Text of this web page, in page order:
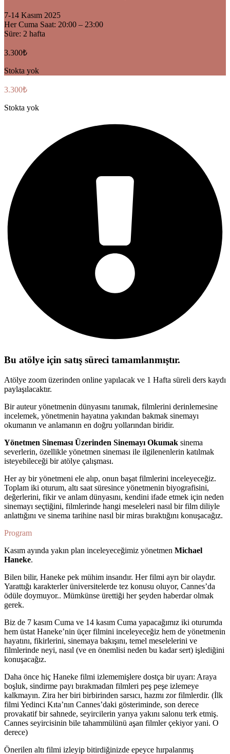
7-14 Kasım 2025
Her Cuma Saat: 20:00 – 23:00
Süre: 2 hafta
3.300₺
Stokta yok
3.300₺
Stokta yok
Bu atölye için satış süreci tamamlanmıştır.
Atölye zoom üzerinden online yapılacak ve 1 Hafta süreli ders kaydı
paylaşılacaktır.
Bir auteur yönetmenin dünyasını tanımak, filmlerini derinlemesine
incelemek, yönetmenin hayatına yakından bakmak sinemayı
okumanın ve anlamanın en doğru yollarından biridir.
Yönetmen Sineması Üzerinden Sinemayı Okumak sinema
severlerin, özellikle yönetmen sineması ile ilgilenenlerin katılmak
isteyebileceği bir atölye çalışması.
Her ay bir yönetmeni ele alıp, onun başat filmlerini inceleyeceğiz.
Toplam iki oturum, altı saat süresince yönetmenin biyografisini,
değerlerini, fikir ve anlam dünyasını, kendini ifade etmek için neden
sinemayı seçtiğini, filmlerinde hangi meseleleri nasıl bir film diliyle
anlattığını ve sinema tarihine nasıl bir miras bıraktığını konuşacağız.
Program
Kasım ayında yakın plan inceleyeceğimiz yönetmen Michael
Haneke.
Bilen bilir, Haneke pek mühim insandır. Her filmi ayrı bir olaydır.
Yarattığı karakterler üniversitelerde tez konusu oluyor, Cannes’da
ödüle doymuyor.. Mümkünse ürettiği her şeyden haberdar olmak
gerek.
Biz de 7 kasım Cuma ve 14 kasım Cuma yapacağımız iki oturumda
hem üstat Haneke’nin üçer filmini inceleyeceğiz hem de yönetmenin
hayatını, fikirlerini, sinemaya bakışını, temel meselelerini ve
filmlerinde neyi, nasıl (ve en önemlisi neden bu kadar sert) işlediğini
konuşacağız.
Daha önce hiç Haneke filmi izlememişlere dostça bir uyarı: Araya
boşluk, sindirme payı bırakmadan filmleri peş peşe izlemeye
kalkmayın. Zira her biri birbirinden sarsıcı, hazmı zorfilmlerdir. (İlk
filmi Yedinci Kıta’nın Cannes’daki gösteriminde, son derece
provakatif bir sahnede, seyircilerin yarıya yakını salonu terk etmiş.
Cannes seyircisinin bile tahammülünü aşan filmler çekiyor yani. O
derece)
Önerilen altı filmi izleyip bitirdiğinizde epeyce hırpalanmış